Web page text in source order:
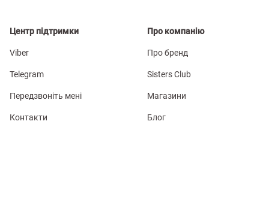
Центр підтримки
Viber
Telegram
Передзвоніть мені
Контакти
Про компанію
Про бренд
Sisters Club
Магазини
Блог